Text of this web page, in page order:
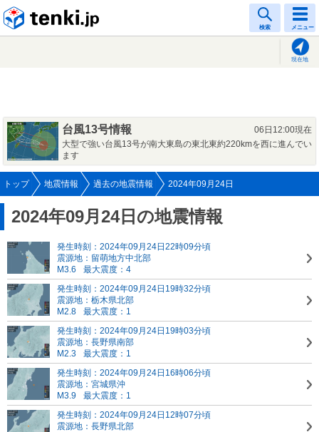
検索 メニュー
現在地
台風13号情報
06日12:00現在
大型で強い台風13号が南大東島の東北東約220kmを西に進んでい
ます
トップ 地震情報 過去の地震情報 2024年09月24日
2024年09月24日の地震情報
発生時刻：2024年09月24日22時09分頃
震源地：留萌地方中北部
M3.6
最大震度：4
発生時刻：2024年09月24日19時32分頃
震源地：栃木県北部
M2.8
最大震度：1
発生時刻：2024年09月24日19時03分頃
震源地：長野県南部
M2.3
最大震度：1
発生時刻：2024年09月24日16時06分頃
震源地：宮城県沖
M3.9
最大震度：1
発生時刻：2024年09月24日12時07分頃
震源地：長野県北部